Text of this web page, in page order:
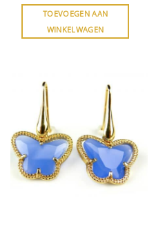
TOEVOEGEN AAN
WINKELWAGEN